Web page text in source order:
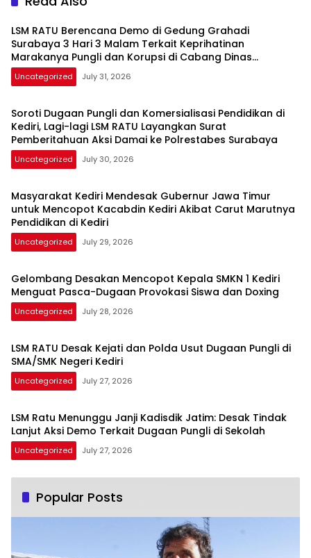
LSM RATU Berencana Demo di Gedung Grahadi
Surabaya 3 Hari 3 Malam Terkait Keprihatinan
Marakanya Pungli dan Korupsi di Cabang Dinas
Pendidikan Kediri
Uncategorized July 31, 2026
Soroti Dugaan Pungli dan Komersialisasi Pendidikan di
Kediri, Lagi-lagi LSM RATU Layangkan Surat
Pemberitahuan Aksi Damai ke Polrestabes Surabaya
Uncategorized July 30, 2026
Masyarakat Kediri Mendesak Gubernur Jawa Timur
untuk Mencopot Kacabdin Kediri Akibat Carut Marutnya
Pendidikan di Kediri
Uncategorized July 29, 2026
Gelombang Desakan Mencopot Kepala SMKN 1 Kediri
Menguat Pasca-Dugaan Provokasi Siswa dan Doxing
Uncategorized July 28, 2026
LSM RATU Desak Kejati dan Polda Usut Dugaan Pungli di
SMA/SMK Negeri Kediri
Uncategorized July 27, 2026
LSM Ratu Menunggu Janji Kadisdik Jatim: Desak Tindak
Lanjut Aksi Demo Terkait Dugaan Pungli di Sekolah
Uncategorized July 27, 2026
Popular Posts